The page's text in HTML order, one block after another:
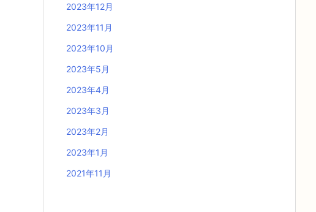
2023年12月
2023年11月
2023年10月
2023年5月
2023年4月
2023年3月
2023年2月
2023年1月
2021年11月